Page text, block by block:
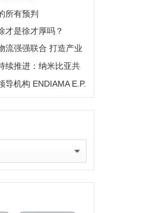
”
所有预判
才是徐才厚吗？
流强强联合 打造产业
续推进：纳米比亚共
石与珠宝出口促进委
品交易中心启动加入
导机构 ENDIAMA E.P.